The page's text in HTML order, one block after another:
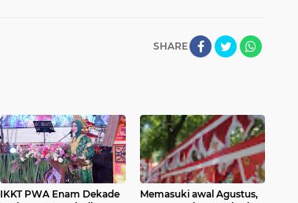
SHARE
IKKT PWA Enam Dekade
Memasuki awal Agustus,